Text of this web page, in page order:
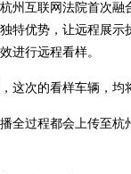
互联网法院首次融合
特优势，让远程展示
进行远程看样。
次的看样车辆，均将
过程都会上传至杭州